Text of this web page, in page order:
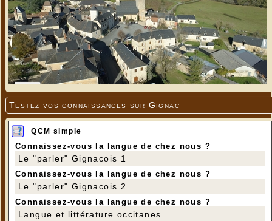
Testez vos connaissances sur Gignac
QCM simple
Connaissez-vous la langue de chez nous ?
Le "parler" Gignacois 1
Connaissez-vous la langue de chez nous ?
Le "parler" Gignacois 2
Connaissez-vous la langue de chez nous ?
Langue et littérature occitanes